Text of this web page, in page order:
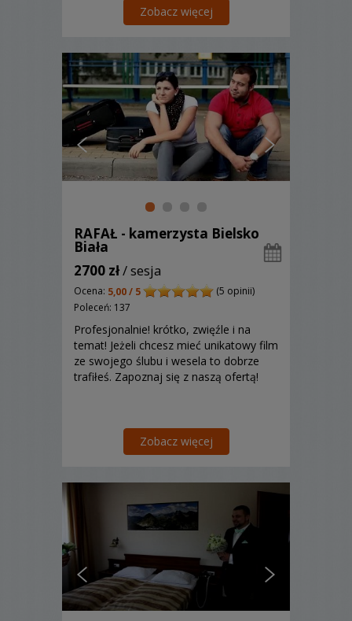
Zobacz więcej
RAFAŁ - kamerzysta Bielsko
Biała
2700 zł/ sesja
Ocena: 5,00 / 5
(5 opinii)
Poleceń: 137
Profesjonalnie! krótko, zwięźle i na
temat! Jeżeli chcesz mieć unikatowy film
ze swojego ślubu i wesela to dobrze
trafiłeś. Zapoznaj się z naszą ofertą!
Zobacz więcej